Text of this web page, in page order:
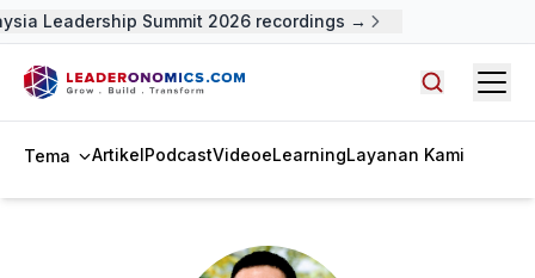
Leadership Summit 2026 recordings →
Tema ArtikelPodcastVideoeLearningLayanan Kami